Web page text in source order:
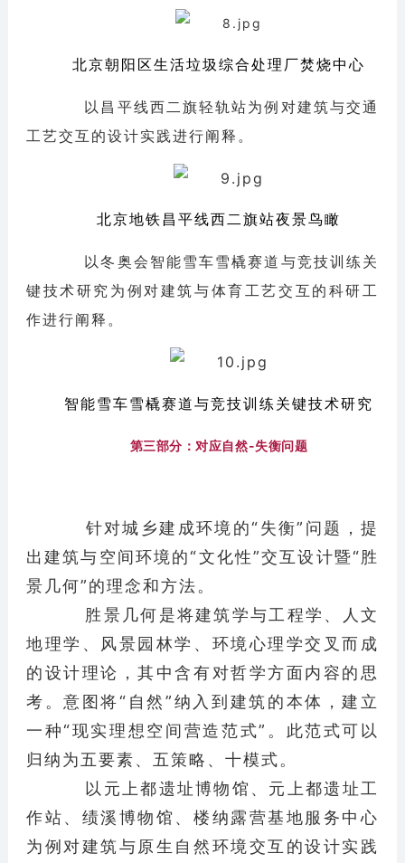
北京朝阳区生活垃圾综合处理厂焚烧中心
以昌平线西二旗轻轨站为例对建筑与交通
工艺交互的设计实践进行阐释。
北京地铁昌平线西二旗站夜景鸟瞰
以冬奥会智能雪车雪橇赛道与竞技训练关
键技术研究为例对建筑与体育工艺交互的科研工
作进行阐释。
智能雪车雪橇赛道与竞技训练关键技术研究
第三部分：对应自然-失衡问题
针对城乡建成环境的“失衡”问题，提
出建筑与空间环境的“文化性”交互设计暨“胜
景几何”的理念和方法。
胜景几何是将建筑学与工程学、人文
地理学、风景园林学、环境心理学交叉而成
的设计理论，其中含有对哲学方面内容的思
考。意图将“自然”纳入到建筑的本体，建立
一种“现实理想空间营造范式”。此范式可以
归纳为五要素、五策略、十模式。
以元上都遗址博物馆、元上都遗址工
作站、绩溪博物馆、楼纳露营基地服务中心
为例对建筑与原生自然环境交互的设计实践